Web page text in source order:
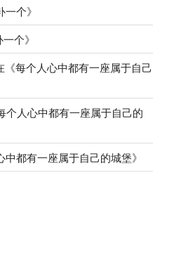
一个》
一个》
《每个人心中都有一座属于自己
个人心中都有一座属于自己的
中都有一座属于自己的城堡》